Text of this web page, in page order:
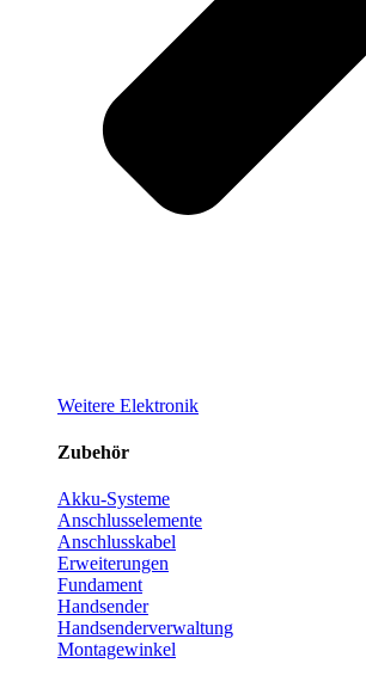
Weitere Elektronik
Zubehör
Akku-Systeme
Anschlusselemente
Anschlusskabel
Erweiterungen
Fundament
Handsender
Handsenderverwaltung
Montagewinkel